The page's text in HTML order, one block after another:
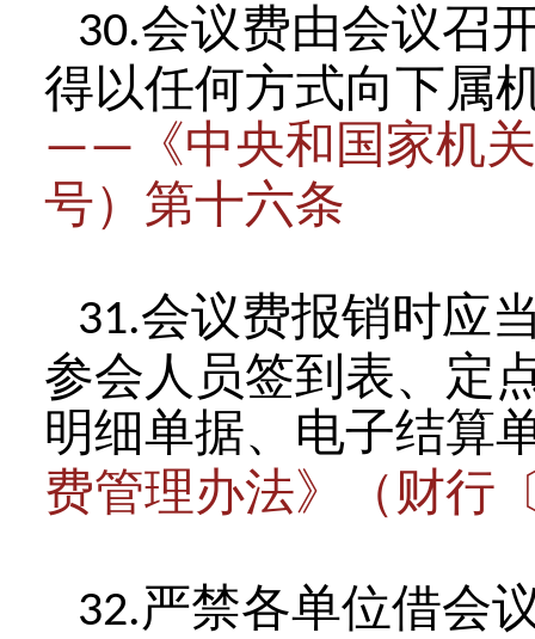
30.会议费由会议召
得以任何方式向下属
——
《中央和国家机
号）第十六条
31.会议费报销时应
参会人员签到表、定
明细单据、电子结算
费管理办法》（财行
32.严禁各单位借会